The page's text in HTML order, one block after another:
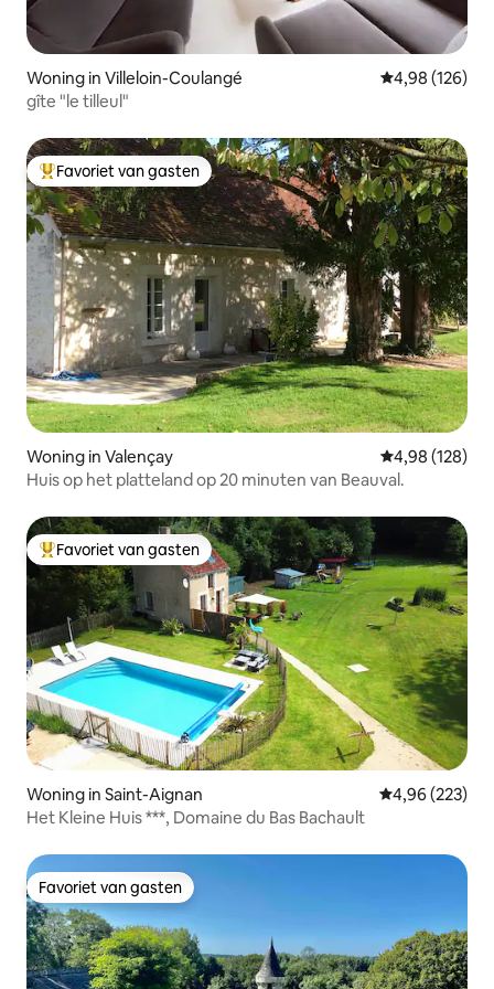
Woning in Villeloin-Coulangé Gemiddelde
4,98 (126)
gîte "le tilleul"
Topfavoriet van gasten
Favoriet van gasten
Woning in Valençay Gemiddelde
4,98 (128)
Huis op het platteland op 20 minuten van Beauval.
Topfavoriet van gasten
Favoriet van gasten
Woning in Saint-Aignan Gemiddelde
4,96 (223)
Het Kleine Huis ***, Domaine du Bas Bachault
Favoriet van gasten
Favoriet van gasten